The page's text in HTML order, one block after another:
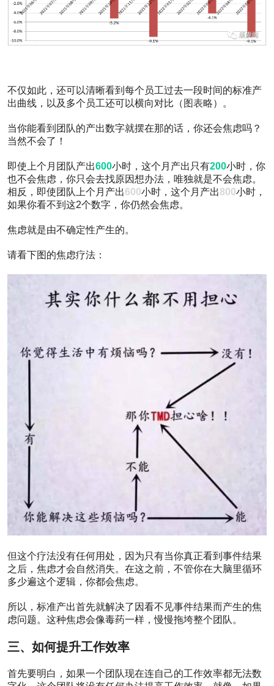
是如
何利
用唐
虞阁
管理
的？
阅读
0
评
0
点
赞
0
收
藏
为什
么总
提高
标
产
出
是
开
唐
阁
管
体
不仅如此，还可以清晰看到每个员工过去一段时间的标准产
出曲线，以及多个员工还可以横向对比（ 图表略）。
当你能看到团队的产出数字就摆在那的话，你还会焦虑吗？
当然不会了！
即使上个月团队产出600小时，这个月产出只有200小时，你
也不会焦虑，你只会去找原因想办法，唯独就是不会焦虑。
相反，即使团队上个月产出600小时，这个月产出800小时，
如果你看不到这2个数字，你仍然会焦虑。
焦虑就是由不确定性产生的。
请看下图的焦虑疗法：
但这个疗法没有任何用处，因为只有当你真正看到事件结果
之后，焦虑才会自然消失。在这之前，不管你在大脑里循环
多少遍这个逻辑，你都会焦虑。
所以，标准产出首先就解决了因看不见事件结果而产生的焦
虑问题。这种焦虑会像毒药一样，慢慢拖垮整个团队。
三、如何提升工作效率
首先要明白，如果一个团队现在连自己的工作效率都无法数